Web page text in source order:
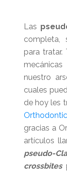
Las
completa,
para tratar.
nuestro
cuales
de hoy les
gracias a
artículos
pseudo-
crossbites